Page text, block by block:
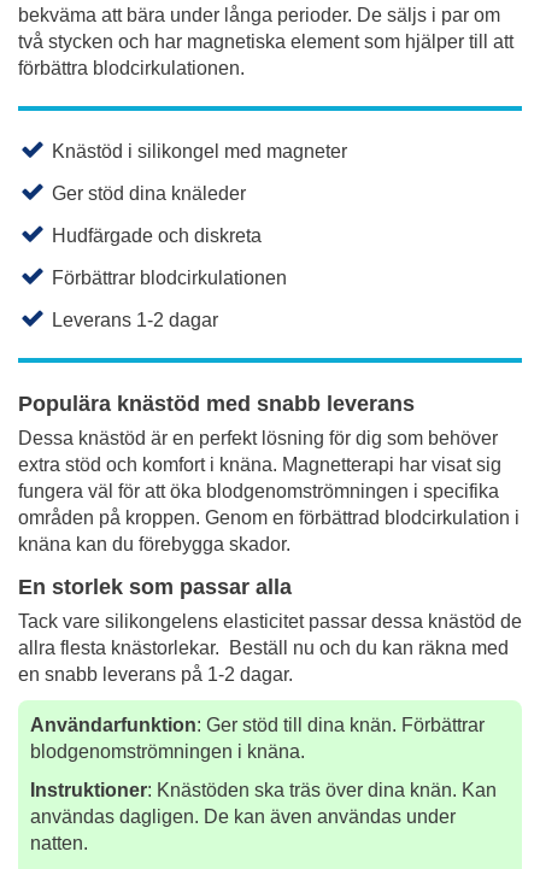
bekväma att bära under långa perioder. De säljs i par om
två stycken och har magnetiska element som hjälper till att
förbättra blodcirkulationen.
Knästöd i silikongel med magneter
Ger stöd dina knäleder
Hudfärgade och diskreta
Förbättrar blodcirkulationen
Leverans 1-2 dagar
Populära knästöd med snabb leverans
Dessa knästöd är en perfekt lösning för dig som behöver
extra stöd och komfort i knäna. Magnetterapi har visat sig
fungera väl för att öka blodgenomströmningen i specifika
områden på kroppen. Genom en förbättrad blodcirkulation i
knäna kan du förebygga skador.
En storlek som passar alla
Tack vare silikongelens elasticitet passar dessa knästöd de
allra flesta knästorlekar. Beställ nu och du kan räkna med
en snabb leverans på 1-2 dagar.
Användarfunktion: Ger stöd till dina knän. Förbättrar
blodgenomströmningen i knäna.
Instruktioner: Knästöden ska träs över dina knän. Kan
användas dagligen. De kan även användas under
natten.